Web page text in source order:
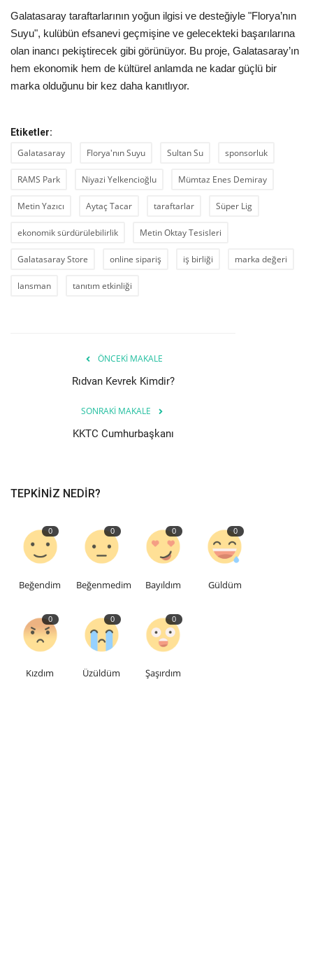
Galatasaray taraftarlarının yoğun ilgisi ve desteğiyle "Florya’nın
Suyu", kulübün efsanevi geçmişine ve gelecekteki başarılarına
olan inancı pekiştirecek gibi görünüyor. Bu proje, Galatasaray’ın
hem ekonomik hem de kültürel anlamda ne kadar güçlü bir
marka olduğunu bir kez daha kanıtlıyor.
Etiketler:
Galatasaray Florya'nın Suyu Sultan Su sponsorluk
RAMS Park Niyazi Yelkencioğlu Mümtaz Enes Demiray
Metin Yazıcı Aytaç Tacar taraftarlar Süper Lig
ekonomik sürdürülebilirlik Metin Oktay Tesisleri
Galatasaray Store online sipariş iş birliği marka değeri
lansman tanıtım etkinliği
ÖNCEKI MAKALE
Rıdvan Kevrek Kimdir?
SONRAKI MAKALE
KKTC Cumhurbaşkanı
TEPKINIZ NEDIR?
0
Beğendim
0
Beğenmedim
0
Bayıldım
0
Güldüm
0
Kızdım
0
Üzüldüm
0
Şaşırdım